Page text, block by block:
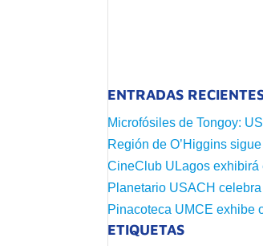
ENTRADAS
Microfósiles de Tongoy:
Región de O’Higgins
CineClub ULagos
Planetario USACH
Pinacoteca UMCE exhibe
ETIQUETAS